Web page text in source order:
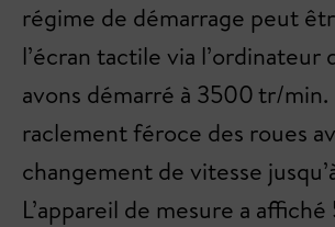
régime de démarrage peut
l’écran tactile via l’ordinateur
avons démarré à 3500 tr/min.
raclement féroce des roues
changement de vitesse
L’appareil de mesure a affiché